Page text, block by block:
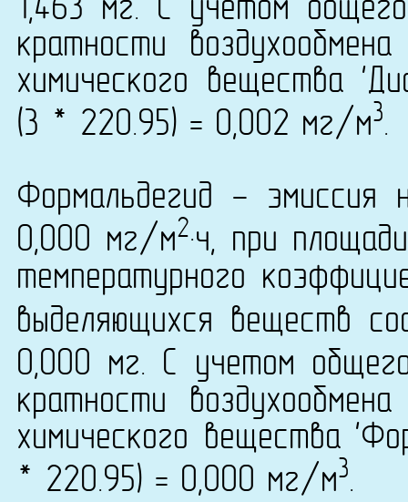
1,463 мг. С учетом
кратности
химического вещества
(3 * 220.95) = 0,002 мг/м3.
Формальдегид - эмиссия
0,000 мг/м2·ч, при
температурного
выделяющихся веществ
0,000 мг. С учетом
кратности
химического вещества
* 220.95) = 0,000 мг/м3.